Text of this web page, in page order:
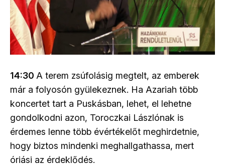
14:30 A terem zsúfolásig megtelt, az emberek
már a folyosón gyülekeznek. Ha Azariah több
koncertet tart a Puskásban, lehet, el lehetne
gondolkodni azon, Toroczkai Lászlónak is
érdemes lenne több évértékelőt meghirdetnie,
hogy biztos mindenki meghallgathassa, mert
óriási az érdeklődés.